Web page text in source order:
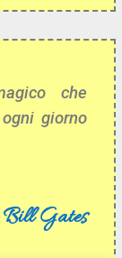
che
giorno
Bill Gates